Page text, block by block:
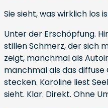
Sie sieht, was wirklich los
Unter der Erschöpfung.
stillen Schmerz, der sich
zeigt, manchmal als
manchmal als das diffuse
stecken. Karoline liest
sieht. Klar. Direkt. Ohne